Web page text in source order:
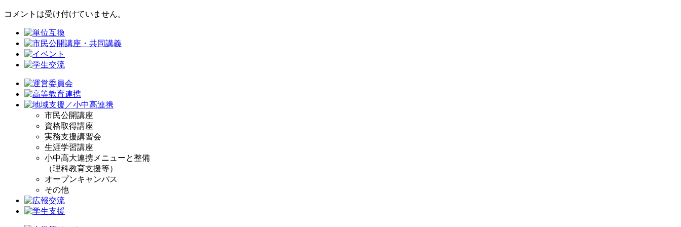
コメントは受け付けていません。
市民公開講座
資格取得講座
実務支援講習会
生涯学習講座
小中高大連携メニューと整備
（理科教育支援等）
オープンキャンパス
その他